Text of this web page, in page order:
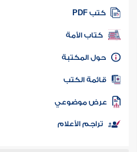
كتب PDF
كتاب الأمة
المكتبة
الكتب
موضوعي